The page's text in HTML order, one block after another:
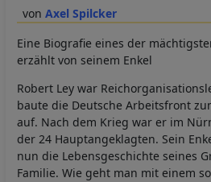
Axel Spilcker
Eine Biografie eines der
erzählt von seinem Enkel
Robert Ley war
baute die Deutsche Arbeitsfront
auf. Nach dem Krieg war er im
der 24 Hauptangeklagten. Sein
nun die Lebensgeschichte seines
Familie. Wie geht man mit einem